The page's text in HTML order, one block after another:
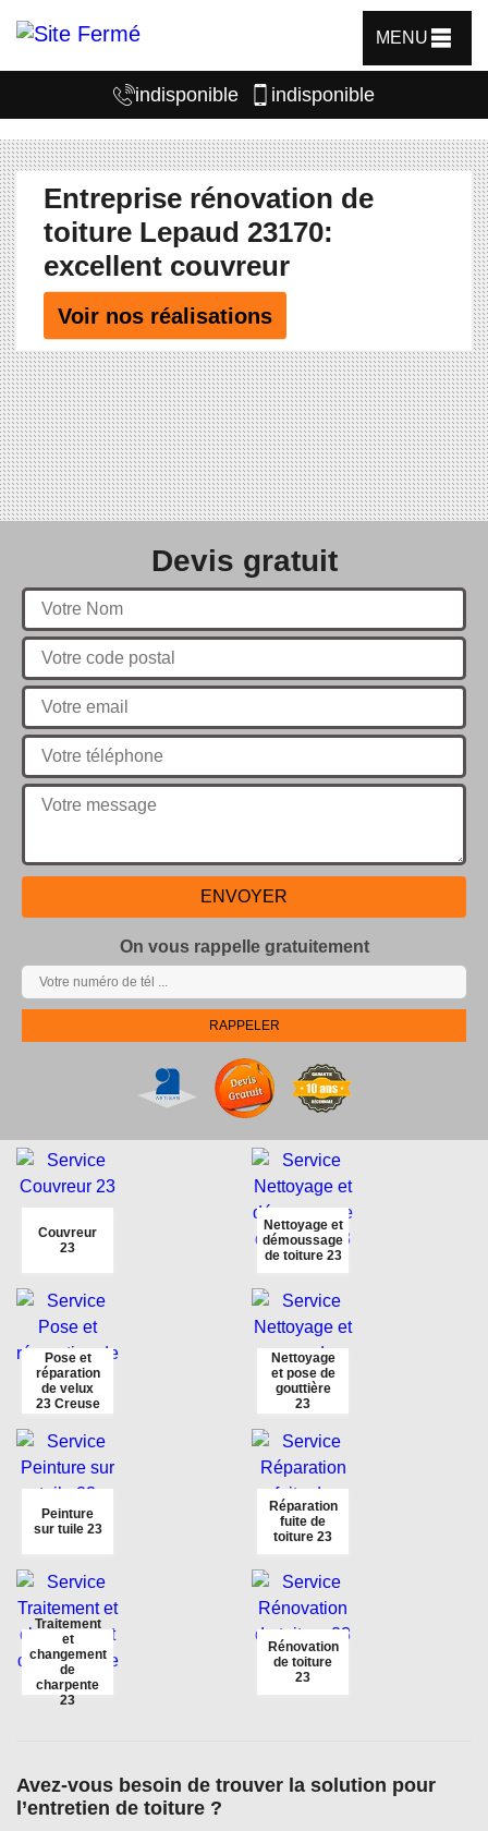
MENU
indisponible indisponible
Entreprise rénovation de
toiture Lepaud 23170:
excellent couvreur
Voir nos réalisations
Devis gratuit
On vous rappelle gratuitement
Couvreur
23
Nettoyage et
démoussage
de toiture 23
Pose et
réparation
de velux
23 Creuse
Nettoyage
et pose de
gouttière
23
Peinture
sur tuile 23
Réparation
fuite de
toiture 23
Traitement
et
changement
de
charpente
23
Rénovation
de toiture
23
Avez-vous besoin de trouver la solution pour
l’entretien de toiture ?